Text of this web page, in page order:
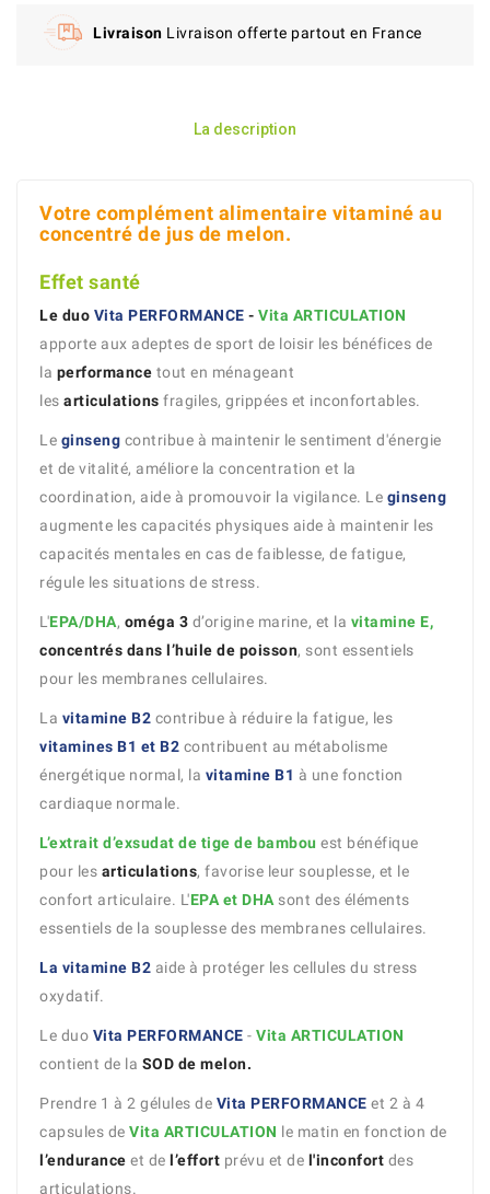
Livraison Livraison offerte partout en France
La description
Votre complément alimentaire vitaminé au
concentré de jus de melon.
Effet santé
Le duo Vita PERFORMANCE - Vita ARTICULATION
apporte aux adeptes de sport de loisir les bénéfices de
la performance tout en ménageant
les articulations fragiles, grippées et inconfortables.
Le ginseng contribue à maintenir le sentiment d'énergie
et de vitalité, améliore la concentration et la
coordination, aide à promouvoir la vigilance. Le ginseng
augmente les capacités physiques aide à maintenir les
capacités mentales en cas de faiblesse, de fatigue,
régule les situations de stress.
L'EPA/DHA, oméga 3 d’origine marine, et la vitamine E,
concentrés dans l’huile de poisson, sont essentiels
pour les membranes cellulaires.
La vitamine B2 contribue à réduire la fatigue, les
vitamines B1 et B2 contribuent au métabolisme
énergétique normal, la vitamine B1 à une fonction
cardiaque normale.
L’extrait d’exsudat de tige de bambou est bénéfique
pour les articulations, favorise leur souplesse, et le
confort articulaire. L'EPA et DHA sont des éléments
essentiels de la souplesse des membranes cellulaires.
La vitamine B2 aide à protéger les cellules du stress
oxydatif.
Le duo Vita PERFORMANCE - Vita ARTICULATION
contient de la SOD de melon.
Prendre 1 à 2 gélules de Vita PERFORMANCE et 2 à 4
capsules de Vita ARTICULATION le matin en fonction de
l’endurance et de l’effort prévu et de l'inconfort des
articulations.